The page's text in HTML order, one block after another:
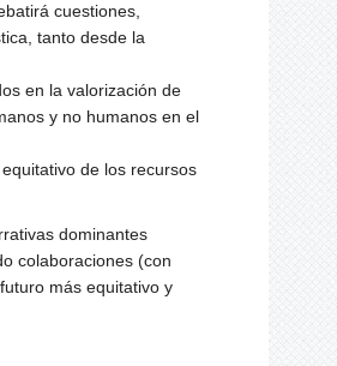
cuestiones,
tanto desde la
en la valorización de
y no humanos en el
de los recursos
dominantes
colaboraciones (con
más equitativo y